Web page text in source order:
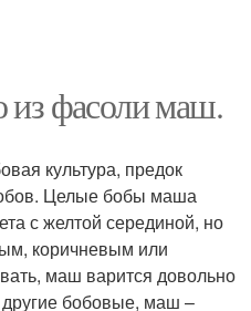
из фасоли маш.
культура, предок
Целые бобы маша
с желтой серединой, но
коричневым или
маш варится довольно
бобовые, маш –